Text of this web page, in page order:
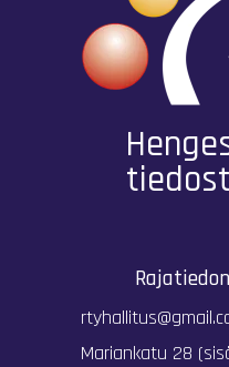
Mariankatu 28